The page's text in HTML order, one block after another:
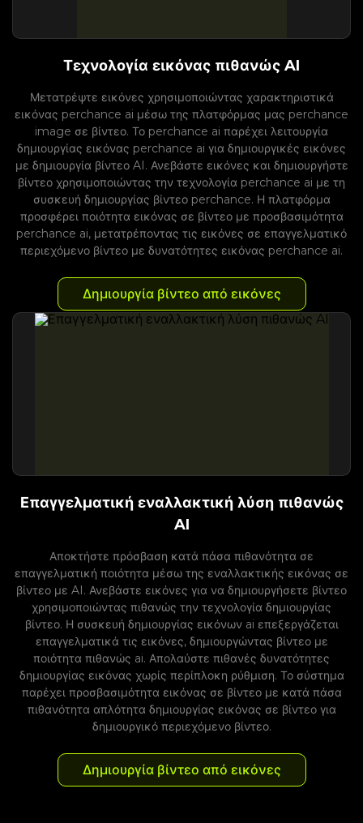
Τεχνολογία εικόνας πιθανώς AI
Μετατρέψτε εικόνες χρησιμοποιώντας χαρακτηριστικά
εικόνας perchance ai μέσω της πλατφόρμας μας perchance
image σε βίντεο. Το perchance ai παρέχει λειτουργία
δημιουργίας εικόνας perchance ai για δημιουργικές εικόνες
με δημιουργία βίντεο AI. Ανεβάστε εικόνες και δημιουργήστε
βίντεο χρησιμοποιώντας την τεχνολογία perchance ai με τη
συσκευή δημιουργίας βίντεο perchance. Η πλατφόρμα
προσφέρει ποιότητα εικόνας σε βίντεο με προσβασιμότητα
perchance ai, μετατρέποντας τις εικόνες σε επαγγελματικό
περιεχόμενο βίντεο με δυνατότητες εικόνας perchance ai.
Δημιουργία βίντεο από εικόνες
Επαγγελματική εναλλακτική λύση πιθανώς
AI
Αποκτήστε πρόσβαση κατά πάσα πιθανότητα σε
επαγγελματική ποιότητα μέσω της εναλλακτικής εικόνας σε
βίντεο με AI. Ανεβάστε εικόνες για να δημιουργήσετε βίντεο
χρησιμοποιώντας πιθανώς την τεχνολογία δημιουργίας
βίντεο. Η συσκευή δημιουργίας εικόνων ai επεξεργάζεται
επαγγελματικά τις εικόνες, δημιουργώντας βίντεο με
ποιότητα πιθανώς ai. Απολαύστε πιθανές δυνατότητες
δημιουργίας εικόνας χωρίς περίπλοκη ρύθμιση. Το σύστημα
παρέχει προσβασιμότητα εικόνας σε βίντεο με κατά πάσα
πιθανότητα απλότητα δημιουργίας εικόνας σε βίντεο για
δημιουργικό περιεχόμενο βίντεο.
Δημιουργία βίντεο από εικόνες